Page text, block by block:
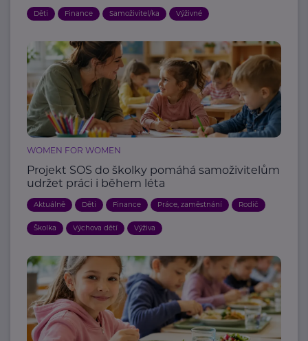
Děti Finance Samoživitel/ka Výživné
WOMEN FOR WOMEN
Projekt SOS do školky pomáhá samoživitelům
udržet práci i během léta
Aktuálně Děti Finance Práce, zaměstnání Rodič
Školka Výchova dětí Výživa